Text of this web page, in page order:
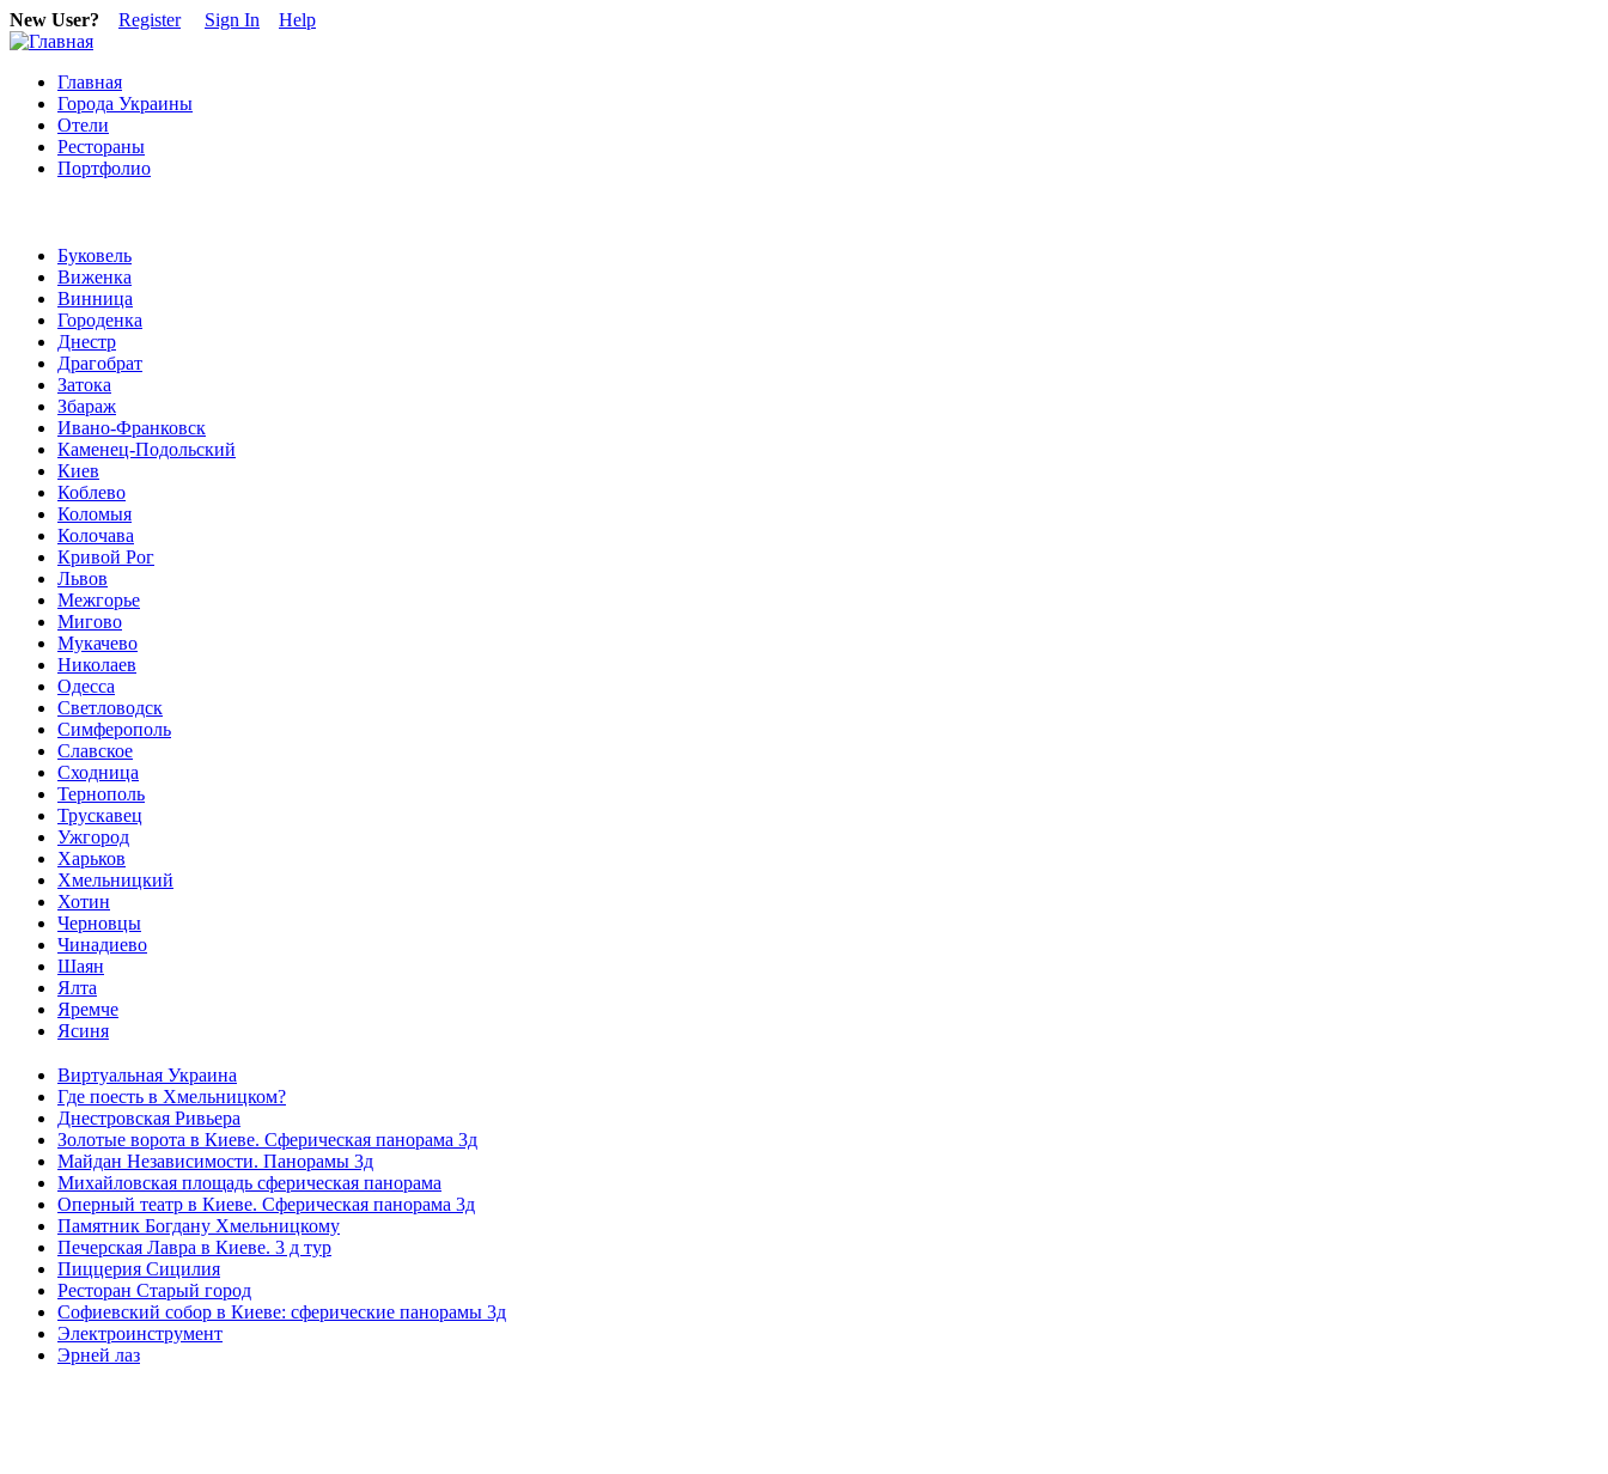
New User? Register Sign In Help
Главная
Города Украины
Отели
Рестораны
Портфолио
Буковель
Виженка
Винница
Городенка
Днестр
Драгобрат
Затока
Збараж
Ивано-Франковск
Каменец-Подольский
Киев
Коблево
Коломыя
Колочава
Кривой Рог
Львов
Межгорье
Мигово
Мукачево
Николаев
Одесса
Светловодск
Симферополь
Славское
Сходница
Тернополь
Трускавец
Ужгород
Харьков
Хмельницкий
Хотин
Черновцы
Чинадиево
Шаян
Ялта
Яремче
Ясиня
Виртуальная Украина
Где поесть в Хмельницком?
Днестровская Ривьера
Золотые ворота в Киеве. Сферическая панорама 3д
Майдан Независимости. Панорамы 3д
Михайловская площадь сферическая панорама
Оперный театр в Киеве. Сферическая панорама 3д
Памятник Богдану Хмельницкому
Печерская Лавра в Киеве. 3 д тур
Пиццерия Сицилия
Ресторан Старый город
Софиевский собор в Киеве: сферические панорамы 3д
Электроинструмент
Эрней лаз